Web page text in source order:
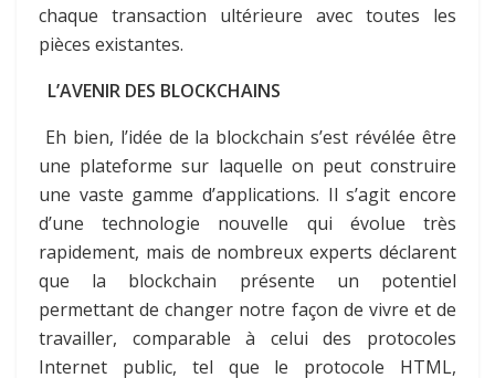
chaque transaction ultérieure avec toutes les
pièces existantes.
L’AVENIR DES BLOCKCHAINS
Eh bien, l’idée de la blockchain s’est révélée être
une plateforme sur laquelle on peut construire
une vaste gamme d’applications. Il s’agit encore
d’une technologie nouvelle qui évolue très
rapidement, mais de nombreux experts déclarent
que la blockchain présente un potentiel
permettant de changer notre façon de vivre et de
travailler, comparable à celui des protocoles
Internet public, tel que le protocole HTML,